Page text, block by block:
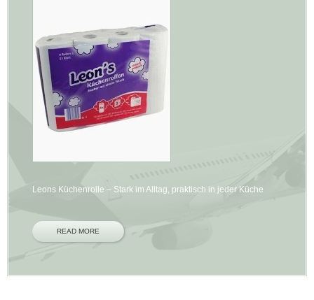
Leons Küchenrolle – Stark im Alltag, praktisch in jeder Küche
READ MORE